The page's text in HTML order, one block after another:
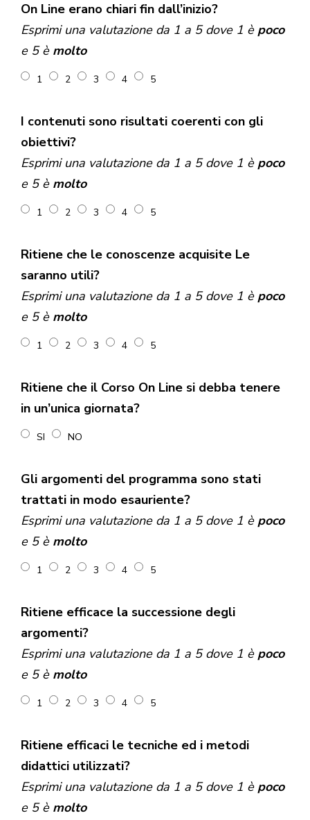
On Line erano chiari fin dall’inizio?
Esprimi una valutazione da 1 a 5 dove 1 è poco
e 5 è molto
1 2 3 4 5
I contenuti sono risultati coerenti con gli
obiettivi?
Esprimi una valutazione da 1 a 5 dove 1 è poco
e 5 è molto
1 2 3 4 5
Ritiene che le conoscenze acquisite Le
saranno utili?
Esprimi una valutazione da 1 a 5 dove 1 è poco
e 5 è molto
1 2 3 4 5
Ritiene che il Corso On Line si debba tenere
in un’unica giornata?
SI NO
Gli argomenti del programma sono stati
trattati in modo esauriente?
Esprimi una valutazione da 1 a 5 dove 1 è poco
e 5 è molto
1 2 3 4 5
Ritiene efficace la successione degli
argomenti?
Esprimi una valutazione da 1 a 5 dove 1 è poco
e 5 è molto
1 2 3 4 5
Ritiene efficaci le tecniche ed i metodi
didattici utilizzati?
Esprimi una valutazione da 1 a 5 dove 1 è poco
e 5 è molto